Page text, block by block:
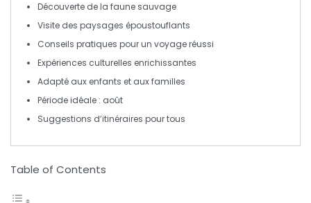
Découverte de la faune sauvage
Visite des paysages époustouflants
Conseils pratiques pour un voyage réussi
Expériences culturelles enrichissantes
Adapté aux enfants et auxfamilles
Période idéale : août
Suggestions d’itinéraires pour tous
Table of Contents